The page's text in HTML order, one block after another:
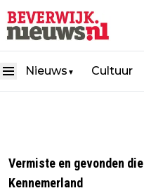
Nieuws ▼ Cultuur
Vermiste en gevonden
Kennemerland